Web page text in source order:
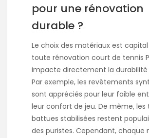
pour une rénovation
durable ?
Le choix des matériaux est
toute rénovation court de tennis
impacte directement la durabilité
Par exemple, les revêtements
sont appréciés pour leur faible
leur confort de jeu. De même, les
battues stabilisées restent
des puristes. Cependant, chaque